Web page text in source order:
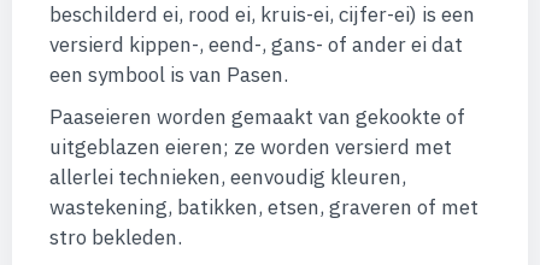
beschilderd ei, rood ei, kruis-ei, cijfer-ei) is een
versierd kippen-, eend-, gans- of ander ei dat
een symbool is van Pasen.
Paaseieren worden gemaakt van gekookte of
uitgeblazen eieren; ze worden versierd met
allerlei technieken, eenvoudig kleuren,
wastekening, batikken, etsen, graveren of met
stro bekleden.